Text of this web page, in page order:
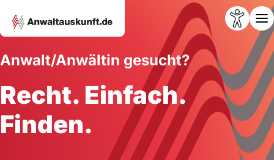
Anwalt/Anwältin gesucht?
Recht. Einfach.
Finden.